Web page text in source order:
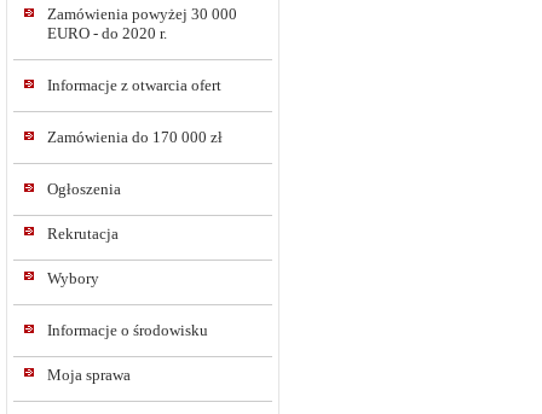
Zamówienia powyżej 30 000
EURO - do 2020 r.
Informacje z otwarcia ofert
Zamówienia do 170 000 zł
Ogłoszenia
Rekrutacja
Wybory
Informacje o środowisku
Moja sprawa